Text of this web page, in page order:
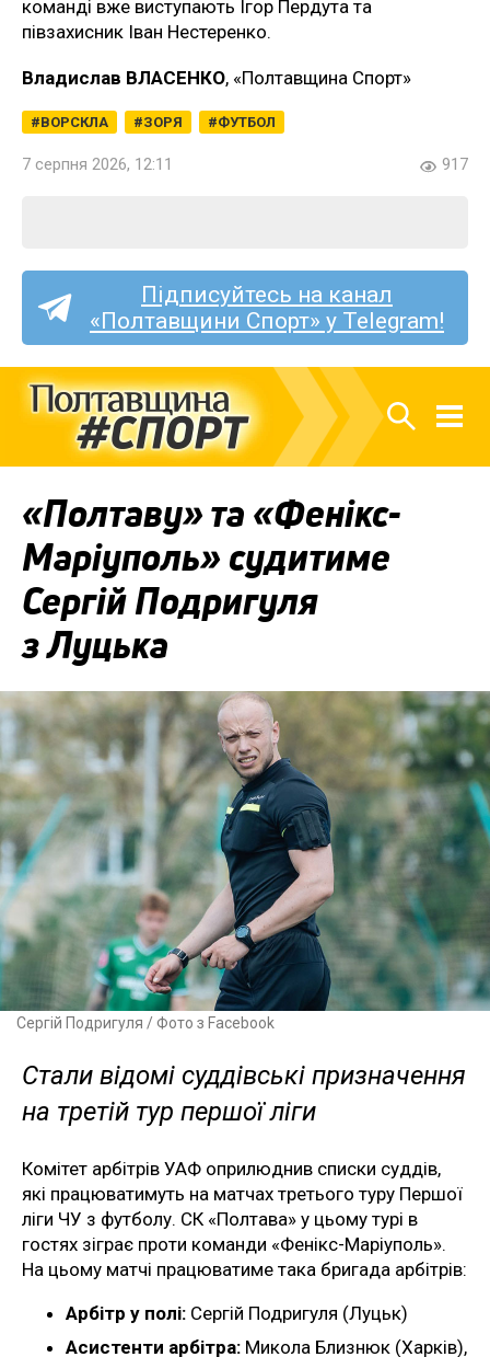
команді вже виступають Ігор Пердута та
півзахисник Іван Нестеренко.
Владислав ВЛАСЕНКО, «Полтавщина Спорт»
ВОРСКЛА ЗОРЯ ФУТБОЛ
7 серпня 2026, 12:11 917
Підписуйтесь на канал
«Полтавщини Спорт» у Telegram!
«Полтаву» та «Фенікс-
Маріуполь» судитиме
Сергій Подригуля
з Луцька
Сергій Подригуля / Фото з Facebook
Стали відомі суддівські призначення
на третій тур першої ліги
Комітет арбітрів УАФ оприлюднив списки суддів,
які працюватимуть на матчах третього туру Першої
ліги ЧУ з футболу. СК «Полтава» у цьому турі в
гостях зіграє проти команди «Фенікс-Маріуполь».
На цьому матчі працюватиме така бригада арбітрів:
Арбітр у полі: Сергій Подригуля (Луцьк)
Асистенти арбітра: Микола Близнюк (Харків),